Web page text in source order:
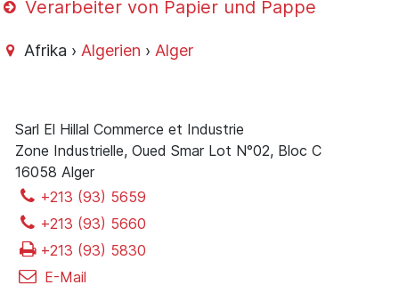
Verarbeiter von Papier und Pappe
Afrika › Algerien › Alger
Sarl El Hillal Commerce et Industrie
Zone Industrielle, Oued Smar Lot N°02, Bloc C
16058 Alger
+213 (93) 5659
+213 (93) 5660
+213 (93) 5830
E-Mail